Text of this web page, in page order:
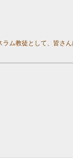
ム教徒として、皆さ